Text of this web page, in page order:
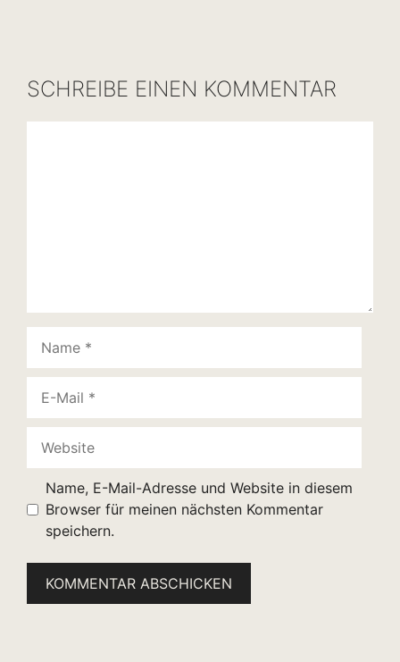
SCHREIBE EINEN KOMMENTAR
Mail
Name, E-Mail-Adresse und Website in diesem
Browser für meinen nächsten Kommentar
speichern.